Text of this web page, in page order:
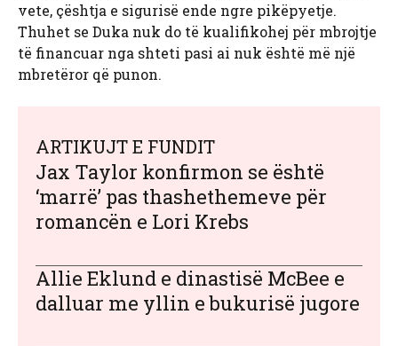
vete, çështja e sigurisë ende ngre pikëpyetje.
Thuhet se Duka nuk do të kualifikohej për mbrojtje
të financuar nga shteti pasi ai nuk është më një
mbretëror që punon.
ARTIKUJT E FUNDIT
Jax Taylor konfirmon se është
‘marrë’ pas thashethemeve për
romancën e Lori Krebs
Allie Eklund e dinastisë McBee e
dalluar me yllin e bukurisë jugore